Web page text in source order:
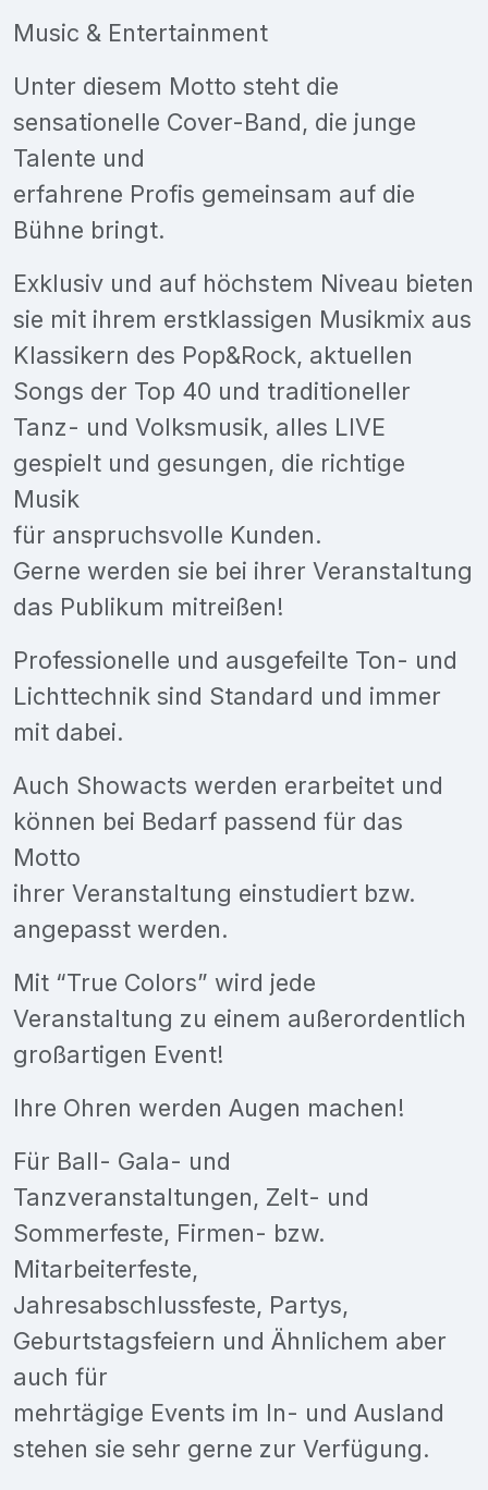
Music & Entertainment
Unter diesem Motto steht die
sensationelle Cover-Band, die junge
Talente und
erfahrene Profis gemeinsam auf die
Bühne bringt.
Exklusiv und auf höchstem Niveau bieten
sie mit ihrem erstklassigen Musikmix aus
Klassikern des Pop&Rock, aktuellen
Songs der Top 40 und traditioneller
Tanz- und Volksmusik, alles LIVE
gespielt und gesungen, die richtige
Musik
für anspruchsvolle Kunden.
Gerne werden sie bei ihrer Veranstaltung
das Publikum mitreißen!
Professionelle und ausgefeilte Ton- und
Lichttechnik sind Standard und immer
mit dabei.
Auch Showacts werden erarbeitet und
können bei Bedarf passend für das
Motto
ihrer Veranstaltung einstudiert bzw.
angepasst werden.
Mit “True Colors” wird jede
Veranstaltung zu einem außerordentlich
großartigen Event!
Ihre Ohren werden Augen machen!
Für Ball- Gala- und
Tanzveranstaltungen, Zelt- und
Sommerfeste, Firmen- bzw.
Mitarbeiterfeste,
Jahresabschlussfeste, Partys,
Geburtstagsfeiern und Ähnlichem aber
auch für
mehrtägige Events im In- und Ausland
stehen sie sehr gerne zur Verfügung.